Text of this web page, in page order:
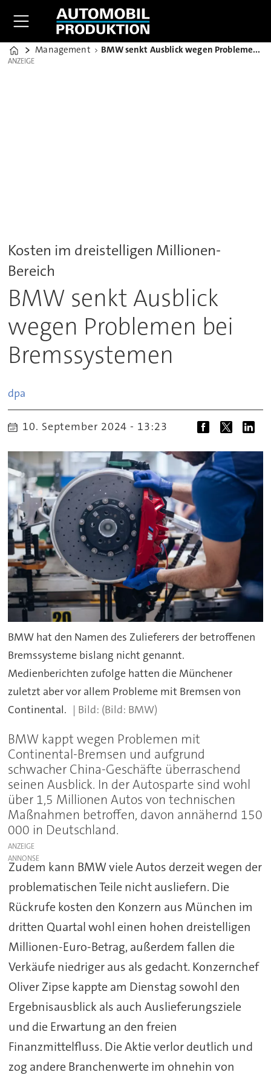
Home
Management BMW senkt Ausblick wegen Problemen bei Bremssystemen
ANZEIGE
ANZEIGE
Kosten im dreistelligen Millionen-
Bereich
BMW senkt Ausblick
wegen Problemen bei
Bremssystemen
dpa
10. September 2024 - 13:23
BMW hat den Namen des Zulieferers der betroffenen
Bremssysteme bislang nicht genannt.
Medienberichten zufolge hatten die Münchener
zuletzt aber vor allem Probleme mit Bremsen von
Continental.
(Bild: BMW)
BMW kappt wegen Problemen mit
Continental-Bremsen und aufgrund
schwacher China-Geschäfte überraschend
seinen Ausblick. In der Autosparte sind wohl
über 1,5 Millionen Autos von technischen
Maßnahmen betroffen, davon annähernd 150
000 in Deutschland.
ANZEIGE
Zudem kann BMW viele Autos derzeit wegen der
problematischen Teile nicht ausliefern. Die
Rückrufe kosten den Konzern aus München im
dritten Quartal wohl einen hohen dreistelligen
Millionen-Euro-Betrag, außerdem fallen die
Verkäufe niedriger aus als gedacht. Konzernchef
Oliver Zipse kappte am Dienstag sowohl den
Ergebnisausblick als auch Auslieferungsziele
und die Erwartung an den freien
Finanzmittelfluss. Die Aktie verlor deutlich und
zog andere Branchenwerte im ohnehin von